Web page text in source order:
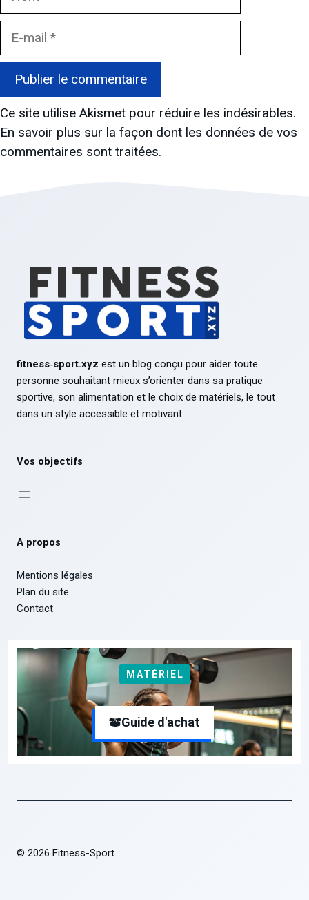
Ce site utilise Akismet pour réduire les indésirables.
En savoir plus sur la façon dont les données de vos
commentaires sont traitées.
fitness‑sport.xyz est un blog conçu pour aider toute
personne souhaitant mieux s’orienter dans sa pratique
sportive, son alimentation et le choix de matériels, le tout
dans un style accessible et motivant
Vos objectifs
A propos
Mentions légales
Plan du site
Contact
MATÉRIEL
Guide d'achat
© 2026 Fitness-Sport